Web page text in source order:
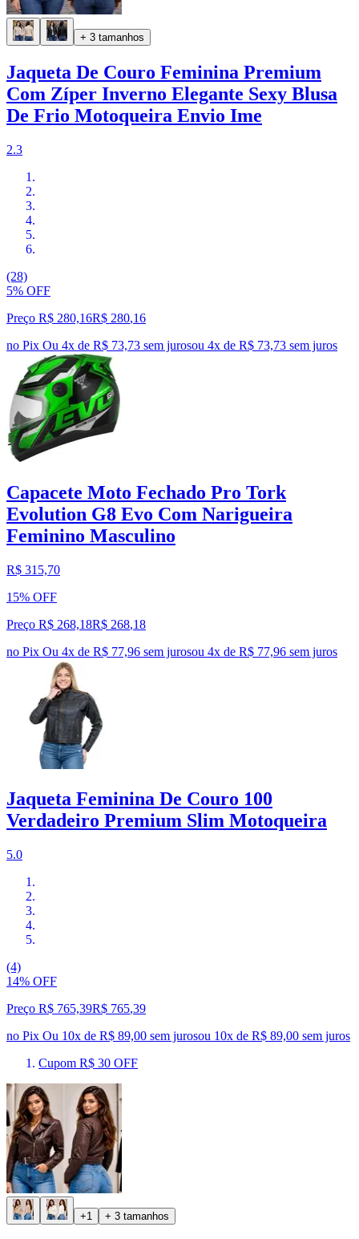
+ 3 tamanhos
Jaqueta De Couro Feminina Premium
Com Zíper Inverno Elegante Sexy Blusa
De Frio Motoqueira Envio Ime
2.3
(28)
5% OFF
Preço R$ 280,16R$ 280,16
no Pix Ou 4x de R$ 73,73 sem jurosou 4x de R$ 73,73 sem juros
Capacete Moto Fechado Pro Tork
Evolution G8 Evo Com Narigueira
Feminino Masculino
R$ 315,70
15% OFF
Preço R$ 268,18R$ 268,18
no Pix Ou 4x de R$ 77,96 sem jurosou 4x de R$ 77,96 sem juros
Jaqueta Feminina De Couro 100
Verdadeiro Premium Slim Motoqueira
5.0
(4)
14% OFF
Preço R$ 765,39R$ 765,39
no Pix Ou 10x de R$ 89,00 sem jurosou 10x de R$ 89,00 sem juros
Cupom R$ 30 OFF
+1 + 3 tamanhos